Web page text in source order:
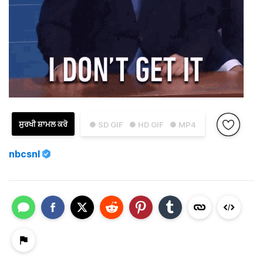
● SD GIF ● HD GIF ● MP4
ਸੁਰਖੀ ਸ਼ਾਮਲ ਕਰੋ
nbcsnl